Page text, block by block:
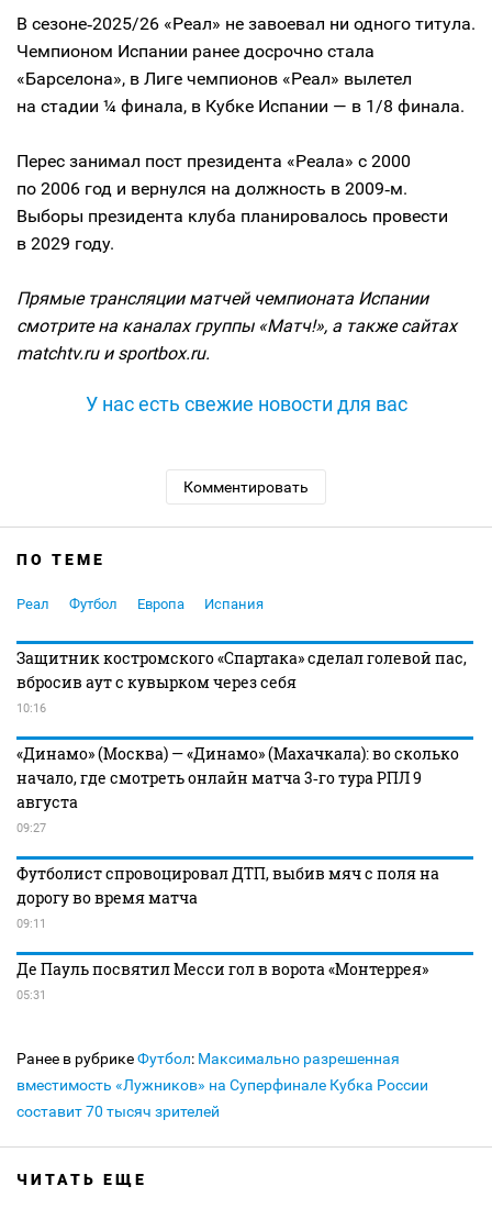
В сезоне‑2025/26 «Реал» не завоевал ни одного титула.
Чемпионом Испании ранее досрочно стала
«Барселона», в Лиге чемпионов «Реал» вылетел
на стадии ¼ финала, в Кубке Испании — в 1/8 финала.
Перес занимал пост президента «Реала» с 2000
по 2006 год и вернулся на должность в 2009‑м.
Выборы президента клуба планировалось провести
в 2029 году.
Прямые трансляции матчей чемпионата Испании
смотрите на каналах группы «Матч!», а также сайтах
matchtv.ru и sportbox.ru.
У нас есть свежие новости для вас
Комментировать
ПО ТЕМЕ
Реал Футбол Европа Испания
Защитник костромского «Спартака» сделал голевой пас,
вбросив аут с кувырком через себя
10:16
«Динамо» (Москва) — «Динамо» (Махачкала): во сколько
начало, где смотреть онлайн матча 3‑го тура РПЛ 9
августа
09:27
Футболист спровоцировал ДТП, выбив мяч с поля на
дорогу во время матча
09:11
Де Пауль посвятил Месси гол в ворота «Монтеррея»
05:31
Ранее в рубрикеФутбол: Максимально разрешенная
вместимость «Лужников» на Суперфинале Кубка России
составит 70 тысяч зрителей
ЧИТАТЬ ЕЩЕ